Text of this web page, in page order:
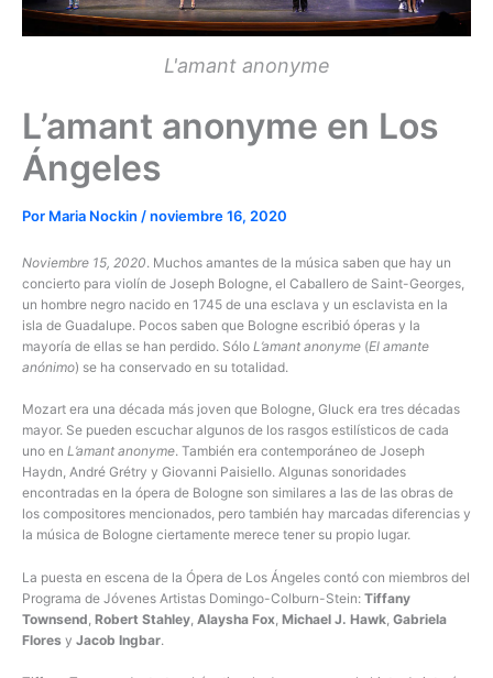
L'amant anonyme
L’amant anonyme en Los
Ángeles
Por Maria Nockin /noviembre 16, 2020
Noviembre 15, 2020. Muchos amantes de la música saben que hay un
concierto para violín de Joseph Bologne, el Caballero de Saint-Georges,
un hombre negro nacido en 1745 de una esclava y un esclavista en la
isla de Guadalupe. Pocos saben que Bologne escribió óperas y la
mayoría de ellas se han perdido. Sólo L’amant anonyme (El amante
anónimo) se ha conservado en su totalidad.
Mozart era una década más joven que Bologne, Gluck era tres décadas
mayor. Se pueden escuchar algunos de los rasgos estilísticos de cada
uno en L’amant anonyme. También era contemporáneo de Joseph
Haydn, André Grétry y Giovanni Paisiello. Algunas sonoridades
encontradas en la ópera de Bologne son similares a las de las obras de
los compositores mencionados, pero también hay marcadas diferencias y
la música de Bologne ciertamente merece tener su propio lugar.
La puesta en escena de la Ópera de Los Ángeles contó con miembros del
Programa de Jóvenes Artistas Domingo-Colburn-Stein: Tiffany
Townsend Robert Stahley Alaysha Fox Michael J. Hawk Gabriela
Flores y Jacob Ingbar.